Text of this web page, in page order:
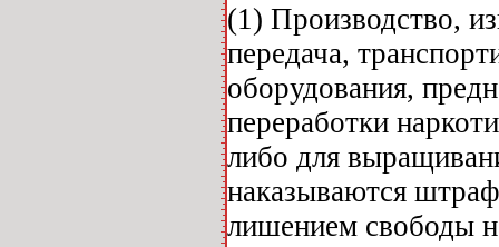
(1) Производство,
передача,
оборудования,
переработки
либо для
наказываются
лишением свободы